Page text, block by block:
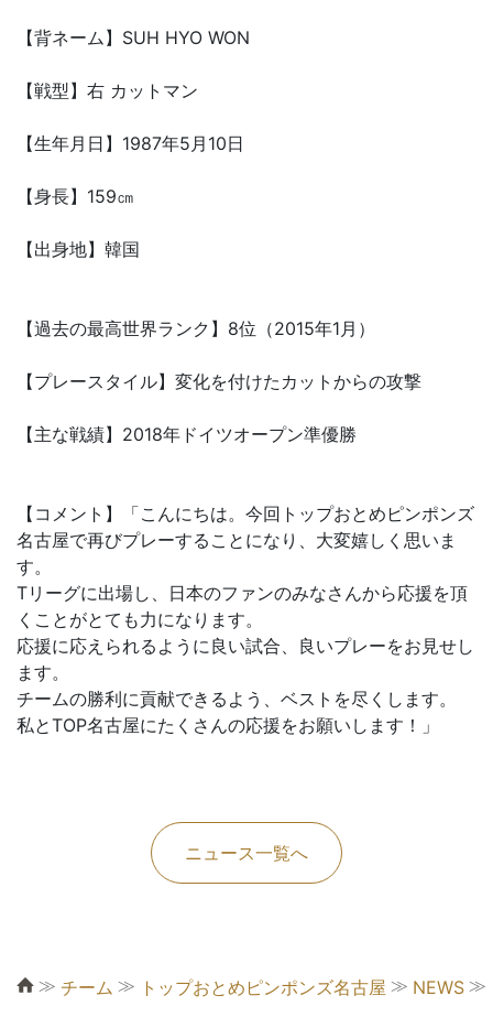
【背ネーム】SUH HYO WON
【戦型】右 カットマン
【生年月日】1987年5月10日
【身長】159㎝
【出身地】韓国
【過去の最高世界ランク】8位（2015年1月）
【プレースタイル】変化を付けたカットからの攻撃
【主な戦績】2018年ドイツオープン準優勝
【コメント】「こんにちは。今回トップおとめピンポンズ
名古屋で再びプレーすることになり、大変嬉しく思いま
す。
Tリーグに出場し、日本のファンのみなさんから応援を頂
くことがとても力になります。
応援に応えられるように良い試合、良いプレーをお見せし
ます。
チームの勝利に貢献できるよう、ベストを尽くします。
私とTOP名古屋にたくさんの応援をお願いします！」
ニュース一覧へ
≫ チーム ≫ トップおとめピンポンズ名古屋 ≫ NEWS ≫